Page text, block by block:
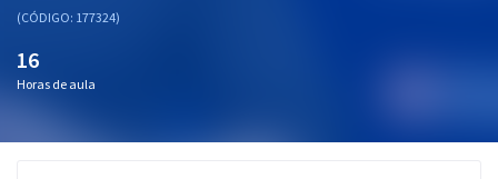
(CÓDIGO: 177324)
16
Horas de aula